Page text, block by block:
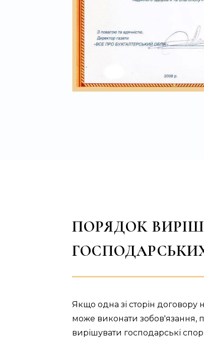
ПОРЯДОК
Якщо одна зі сторін договору
може виконати зобов'язання,
вирішувати господарські